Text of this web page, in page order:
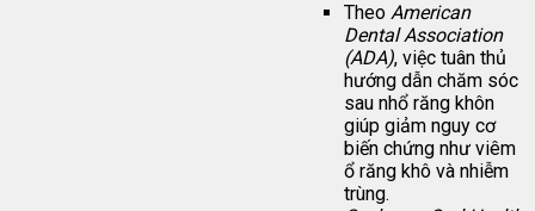
Theo American
Dental Association
(ADA), việc tuân thủ
hướng dẫn chăm sóc
sau nhổ răng khôn
giúp giảm nguy cơ
biến chứng như viêm
ổ răng khô và nhiễm
trùng.